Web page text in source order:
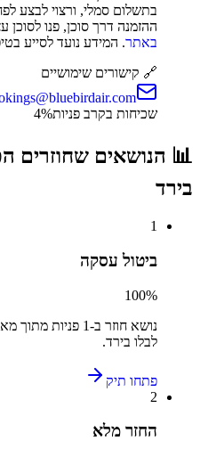
ההזמנה דרך סוכן, פנו לסוכן
באתר. המידע נועד לסייע
🔗 קישורים שימושיים
שכיחות בקרב פניות
4%
📊 הנושאים שחוזרים
בירד
1
ביטול עסקה
100%
נושא חוזר ב-1 פניות מתוך
לבלו בירד.
פתחו תיק
2
החזר מלא